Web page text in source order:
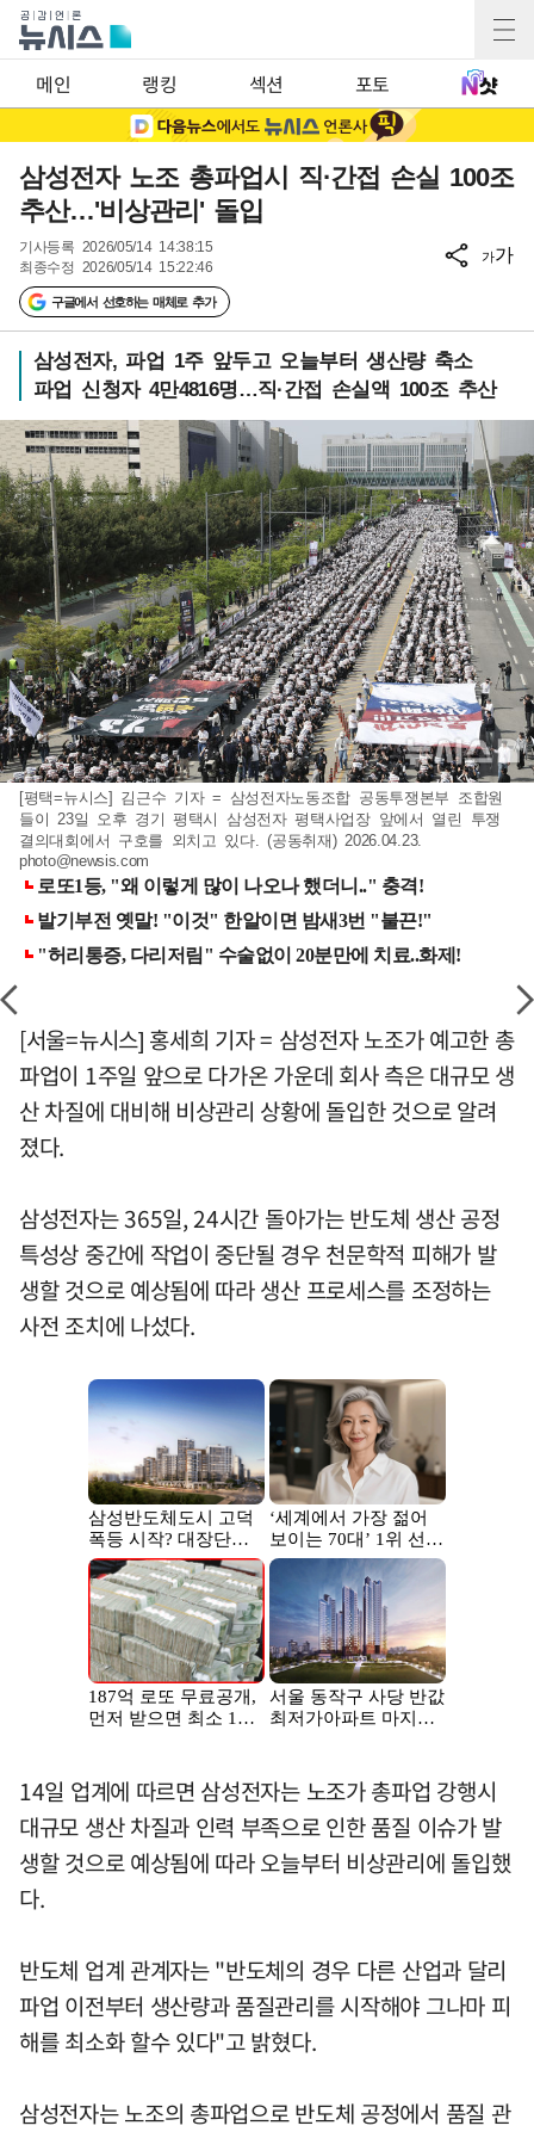
메인 랭킹 섹션 포토
삼성전자 노조 총파업시 직·간접 손실 100조
추산…'비상관리' 돌입
기사등록 2026/05/14 14:38:15
최종수정 2026/05/14 15:22:46
구글에서 선호하는 매체로 추가
가가
삼성전자, 파업 1주 앞두고 오늘부터 생산량 축소
파업 신청자 4만4816명…직·간접 손실액 100조 추산
[평택=뉴시스] 김근수 기자 = 삼성전자노동조합 공동투쟁본부 조합원
들이 23일 오후 경기 평택시 삼성전자 평택사업장 앞에서 열린 투쟁
결의대회에서 구호를 외치고 있다. (공동취재) 2026.04.23.
photo@newsis.com
[서울=뉴시스] 홍세희 기자 = 삼성전자 노조가 예고한 총
파업이 1주일 앞으로 다가온 가운데 회사 측은 대규모 생
산 차질에 대비해 비상관리 상황에 돌입한 것으로 알려
졌다.
삼성전자는 365일, 24시간 돌아가는 반도체 생산 공정
특성상 중간에 작업이 중단될 경우 천문학적 피해가 발
생할 것으로 예상됨에 따라 생산 프로세스를 조정하는
사전 조치에 나섰다.
14일 업계에 따르면 삼성전자는 노조가 총파업 강행시
대규모 생산 차질과 인력 부족으로 인한 품질 이슈가 발
생할 것으로 예상됨에 따라 오늘부터 비상관리에 돌입했
다.
반도체 업계 관계자는 "반도체의 경우 다른 산업과 달리
파업 이전부터 생산량과 품질관리를 시작해야 그나마 피
해를 최소화 할수 있다"고 밝혔다.
삼성전자는 노조의 총파업으로 반도체 공정에서 품질 관